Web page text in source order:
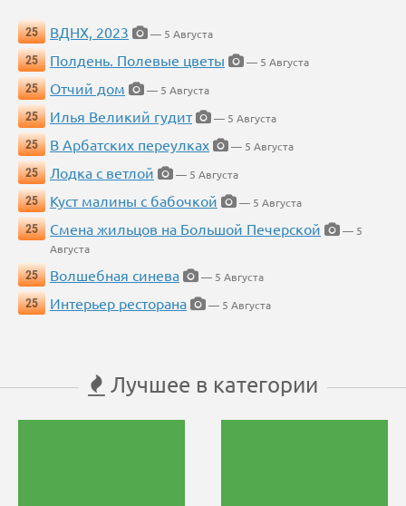
25 ВДНХ, 2023
— 5 Августа
25
Полдень. Полевые цветы
— 5 Августа
25
Отчий дом
— 5 Августа
25
Илья Великий гудит
— 5 Августа
25
В Арбатских переулках
— 5 Августа
25
Лодка с ветлой
— 5 Августа
25
Куст малины с бабочкой
— 5 Августа
25
Смена жильцов на Большой Печерской
— 5
Августа
25
Волшебная синева
— 5 Августа
25
Интерьер ресторана — 5 Августа
Лучшее в категории